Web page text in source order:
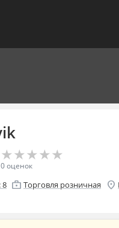
★
★★
★★
★★
★★
★
0оценок
8 enterprise Торговля розничная location_on